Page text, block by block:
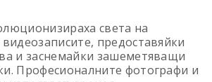
света на
предоставяйки
и заснемайки зашеметяващи
Професионалните фотографи и